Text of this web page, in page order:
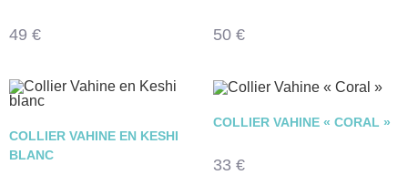
49 € 50 €
COLLIER VAHINE EN KESHI
BLANC
COLLIER VAHINE « CORAL »
33 €